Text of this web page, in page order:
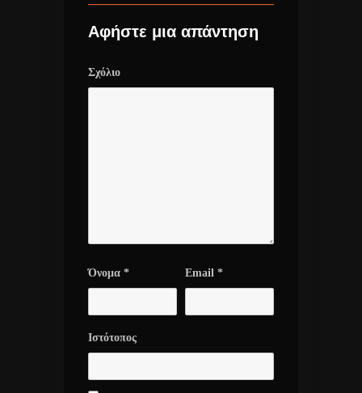
Αφήστε μια απάντηση
Σχόλιο
Όνομα * Email *
Ιστότοπος